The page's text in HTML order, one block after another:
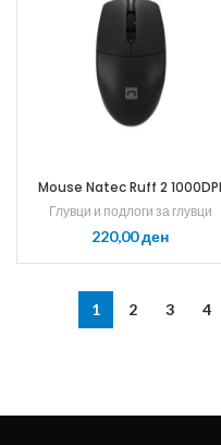
Mouse Natec Ruff 2 1000DPI
Глувци и подлоги за глувци
ден
1 2 3 4